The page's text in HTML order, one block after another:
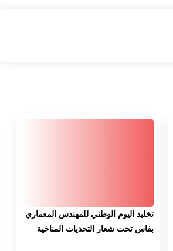
تخليد اليوم الوطني للمهندس المعماري
بفاس تحت شعار التحديات المناخية